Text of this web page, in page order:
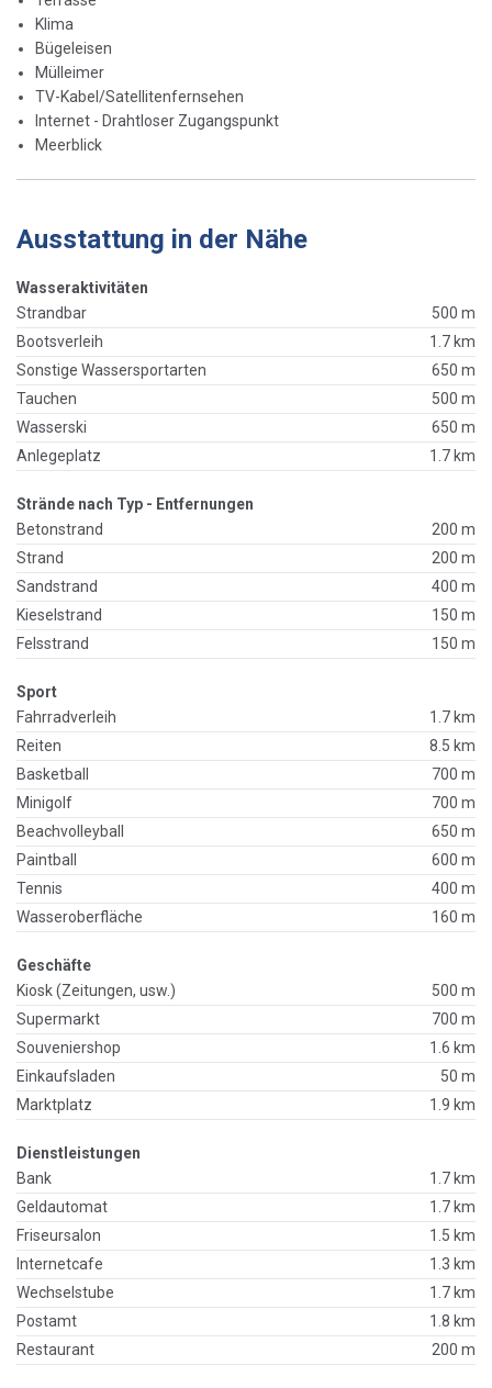
Klima
Bügeleisen
Mülleimer
TV-Kabel/Satellitenfernsehen
Internet - Drahtloser Zugangspunkt
Meerblick
Ausstattung in der Nähe
Wasseraktivitäten
Strandbar
500 m
Bootsverleih
1.7 km
Sonstige Wassersportarten
650 m
Tauchen
500 m
Wasserski
650 m
Anlegeplatz
1.7 km
Strände nach Typ - Entfernungen
Betonstrand
200 m
Strand
200 m
Sandstrand
400 m
Kieselstrand
150 m
Felsstrand
150 m
Sport
Fahrradverleih
1.7 km
Reiten
8.5 km
Basketball
700 m
Minigolf
700 m
Beachvolleyball
650 m
Paintball
600 m
Tennis
400 m
Wasseroberfläche
160 m
Geschäfte
Kiosk (Zeitungen, usw.)
500 m
Supermarkt
700 m
Souveniershop
1.6 km
Einkaufsladen
50 m
Marktplatz
1.9 km
Dienstleistungen
Bank
1.7 km
Geldautomat
1.7 km
Friseursalon
1.5 km
Internetcafe
1.3 km
Wechselstube
1.7 km
Postamt
1.8 km
Restaurant
200 m